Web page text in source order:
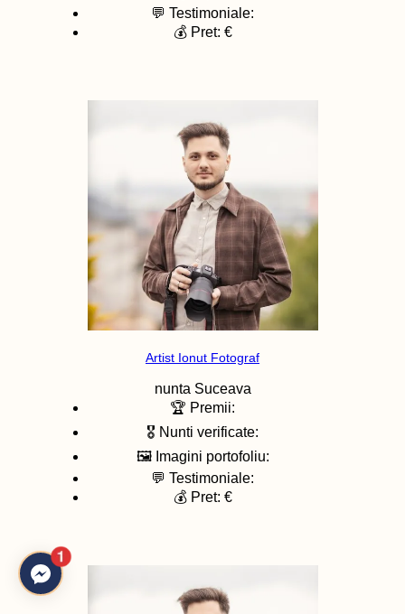
💬 Testimoniale:
💰 Pret: €
Artist Ionut Fotograf
nunta Suceava
🏆 Premii:
🎖️ Nunti verificate:
🖼️ Imagini portofoliu:
💬 Testimoniale:
💰 Pret: €